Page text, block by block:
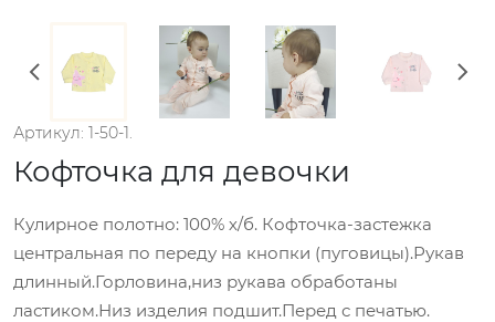
Артикул: 1-50-1.
Кофточка для девочки
Кулирное полотно: 100% х/б. Кофточка-застежка
центральная по переду на кнопки (пуговицы).Рукав
длинный.Горловина,низ рукава обработаны
ластиком.Низ изделия подшит.Перед с печатью.